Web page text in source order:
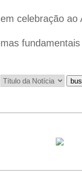
celebração ao